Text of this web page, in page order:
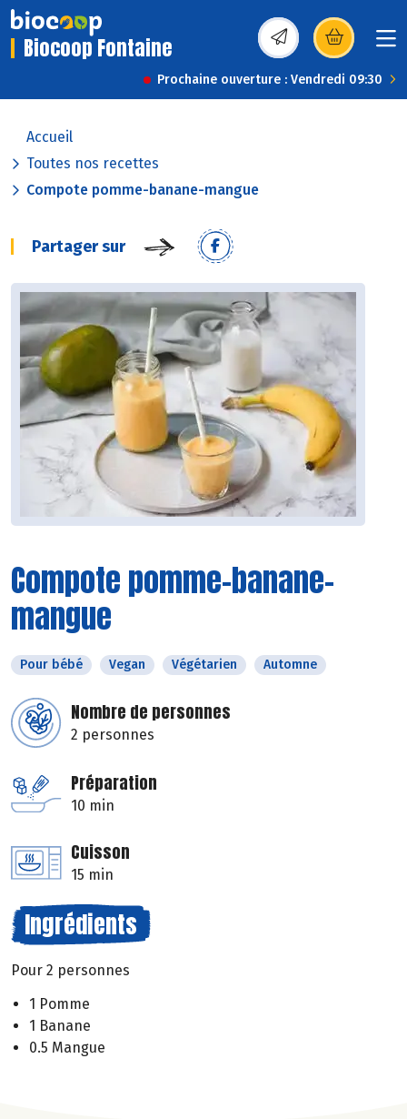
Biocoop Fontaine (s’ouvre dans une
Prochaine ouverture : Vendredi 09:30
Accueil
Toutes nos recettes
Compote pomme-banane-mangue
Partager sur
Compote pomme-banane-
mangue
Pour bébé Vegan Végétarien Automne
Nombre de personnes
2 personnes
Préparation
10 min
Cuisson
15 min
Ingrédients
Pour 2 personnes
1 Pomme
1 Banane
0.5 Mangue